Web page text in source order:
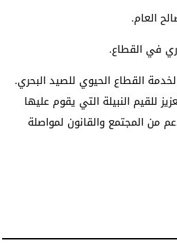
العام.
في القطاع.
القطاع الحيوي للصيد البحري.
النبيلة التي يقوم عليها
من المجتمع والقانون لمواصلة